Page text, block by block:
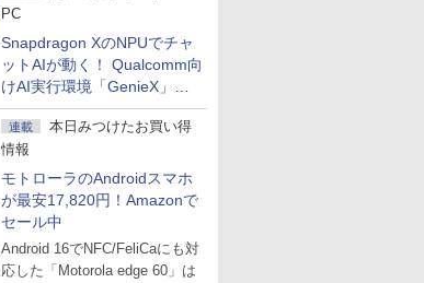
PC
Snapdragon XのNPUでチャ
ットAIが動く！ Qualcomm向
けAI実行環境「GenieX」を
試してみた
連載
本日みつけたお買い得
情報
モトローラのAndroidスマホ
が最安17,820円！Amazonで
セール中
Android 16でNFC/FeliCaにも対
応した「Motorola edge 60」は